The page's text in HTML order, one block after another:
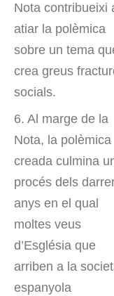
Nota contribueixi
atiar la polèmica
sobre un tema
crea greus
socials.
6. Al marge de la
Nota, la polèmica
creada culmina
procés dels
anys en el qual
moltes veus
d’Església que
arriben a la
espanyola